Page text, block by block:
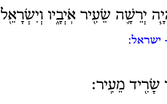
יְרֵשָׁ֛ה שֵׂעִ֖יר אֹֽיְבָ֑יו וְיִשְׂרָאֵ֖ל
ישראל:
שָׂרִ֖יד מֵעִֽיר׃